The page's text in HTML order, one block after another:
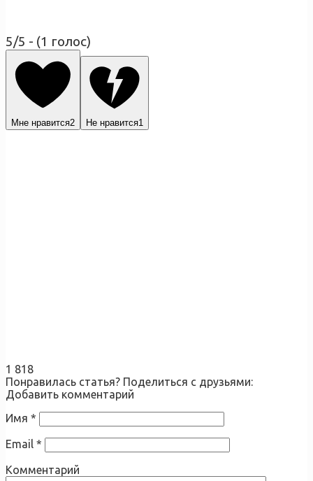
5/5 - (1 голос)
Мне нравится2 Не нравится1
1 818
Понравилась статья? Поделиться с друзьями:
Добавить комментарий
Имя *
Email *
Комментарий